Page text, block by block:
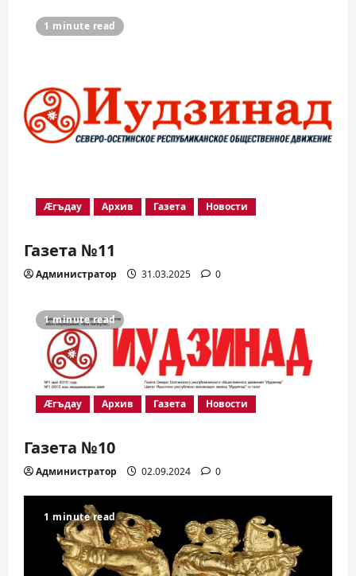
1 minute read
Æгъдау Архив Газета Новости
Газета №11
Администратор 31.03.2025 0
1 minute read
Æгъдау Архив Газета Новости
Газета №10
Администратор 02.09.2024 0
1 minute read